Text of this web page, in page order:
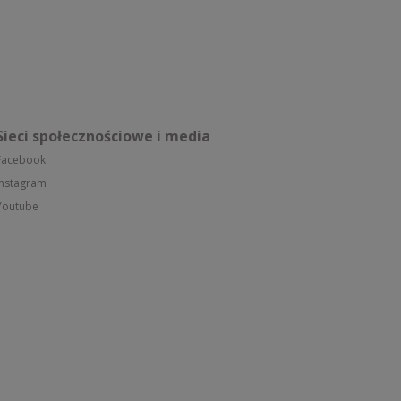
społecznościowe i media